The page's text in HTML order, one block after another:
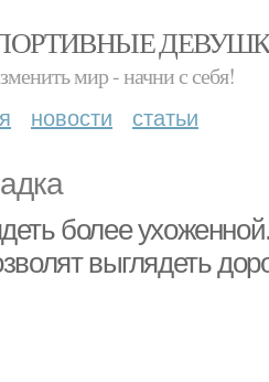
мир - начни с себя!
новости статьи
более
выглядеть